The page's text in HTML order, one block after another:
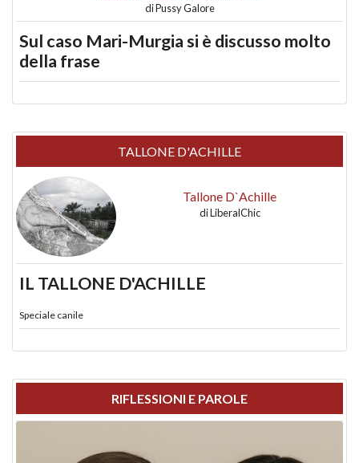
diPussy Galore
Sul caso Mari-Murgia si è discusso molto
della frase
TALLONE D'ACHILLE
Tallone D`Achille
diLiberalChic
IL TALLONE D'ACHILLE
Speciale canile
RIFLESSIONI E PAROLE